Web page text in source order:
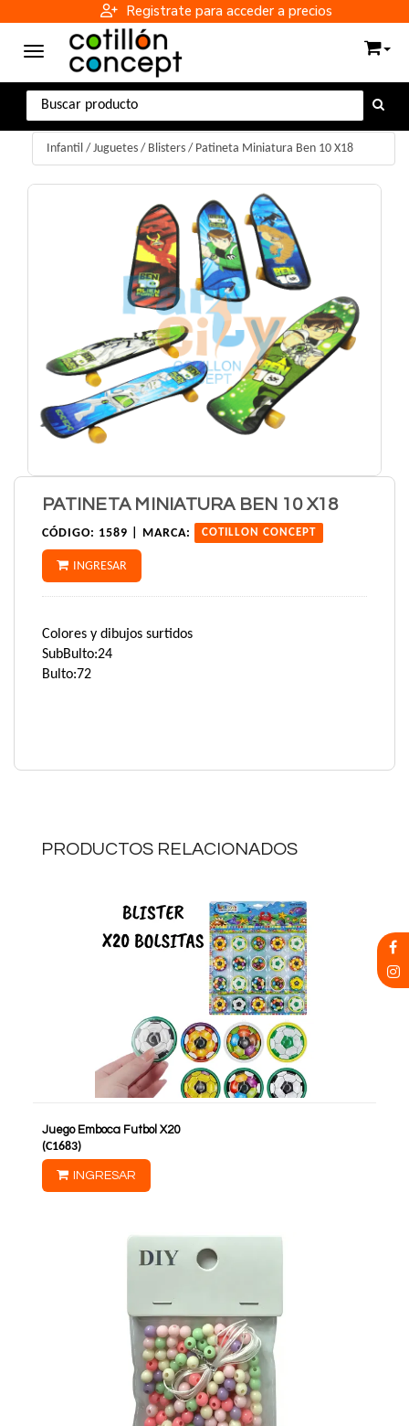
Registrate para acceder a precios
Toggle navigation
Infantil / Juguetes / Blisters / Patineta Miniatura Ben 10 X18
PATINETA MINIATURA BEN 10 X18
CÓDIGO: 1589 | MARCA: COTILLON CONCEPT
INGRESAR
Colores y dibujos surtidos
SubBulto:24
Bulto:72
PRODUCTOS RELACIONADOS
Juego Emboca Futbol X20
(C1683)
INGRESAR